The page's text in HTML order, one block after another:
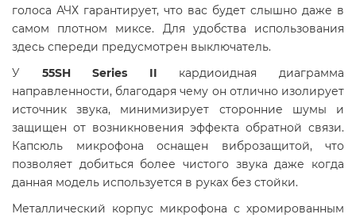
голоса АЧХ гарантирует, что вас будет слышно даже в
самом плотном миксе. Для удобства использования
здесь спереди предусмотрен выключатель.
У 55SH Series II кардиоидная диаграмма
направленности, благодаря чему он отлично изолирует
источник звука, минимизирует сторонние шумы и
защищен от возникновения эффекта обратной связи.
Капсюль микрофона оснащен виброзащитой, что
позволяет добиться более чистого звука даже когда
данная модель используется в руках без стойки.
Металлический корпус микрофона с хромированным